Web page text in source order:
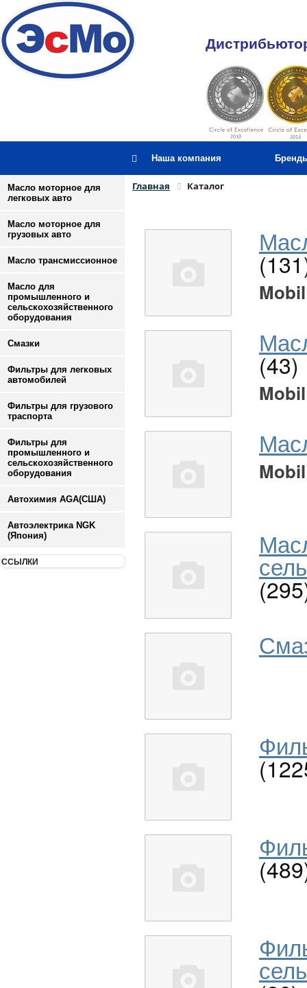
Наша компания
Масло моторное для
легковых авто
Масло моторное для
грузовых авто
Масло трансмиссионное
Масло для
промышленного и
сельскохозяйственного
оборудования
Смазки
Фильтры для легковых
автомобилей
Фильтры для грузового
траспорта
Фильтры для
промышленного и
сельскохозяйственного
оборудования
Автохимия AGA(США)
Автоэлектрика NGK
(Япония)
ССЫЛКИ
Главная Каталог
Mobil
(43)
Mobil
Mobil